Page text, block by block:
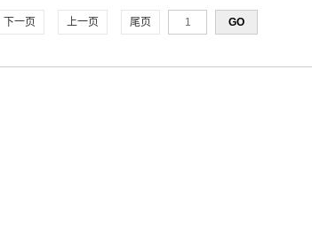
下一页 上一页 尾页